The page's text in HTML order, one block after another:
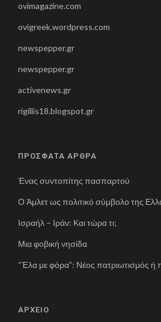
ovimagazine.com
ovigreek.wordpress.com
newspepper.gr
newspepper.gr
activenews.gr
rigillis18.blogspot.gr
ΠΡΟΣΦΑΤΑ ΑΡΘΡΑ
Ένας συντοπίτης πασπαρτού
Ο Άμλετ ως πολιτικό σύμβολο της
Ισραήλ – Ιράν: Και τώρα τι;
Μια φοβική νησίδα
“Έλα με φόρα”: Νέος πατριωτισμός ή
ΑΡΧΕΙΟ